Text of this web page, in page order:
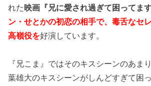
れた映画『兄に愛され過ぎて困ってます
ン・せとかの初恋の相手で、毒舌なセ
高嶺役を好演しています。
『兄こま』ではそのキスシーンのあま
葉雄大のキスシーンがしんどすぎて困